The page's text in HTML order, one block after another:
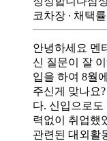
코차장 ∙ 채택률
안녕하세요 멘
신 질문이 잘
입을 하여 8월
주신게 맞나요
다. 신입으로도
력없이 취업했
관련된 대외활